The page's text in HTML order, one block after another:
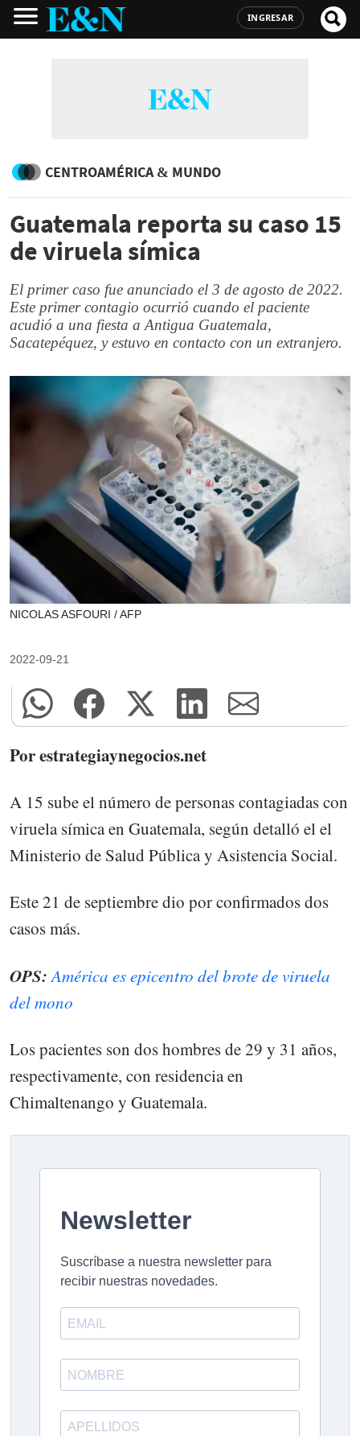
INGRESAR
CENTROAMÉRICA & MUNDO
Guatemala reporta su caso 15
de viruela símica
El primer caso fue anunciado el 3 de agosto de 2022.
Este primer contagio ocurrió cuando el paciente
acudió a una fiesta a Antigua Guatemala,
Sacatepéquez, y estuvo en contacto con un extranjero.
NICOLAS ASFOURI / AFP
2022-09-21
Por estrategiaynegocios.net
A 15 sube el número de personas contagiadas con
viruela símica en Guatemala, según detalló el el
Ministerio de Salud Pública y Asistencia Social.
Este 21 de septiembre dio por confirmados dos
casos más.
OPS:América es epicentro del brote de viruela
del mono
Los pacientes son dos hombres de 29 y 31 años,
respectivamente, con residencia en
Chimaltenango y Guatemala.